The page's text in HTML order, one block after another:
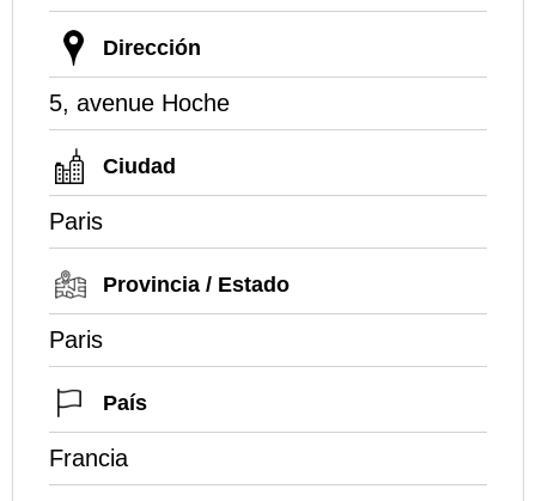
Dirección
5, avenue Hoche
Ciudad
Paris
Provincia / Estado
Paris
País
Francia